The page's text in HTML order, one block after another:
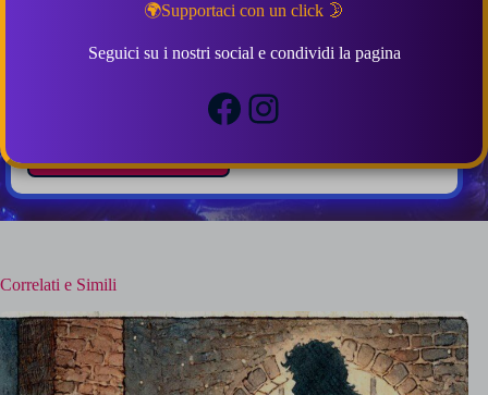
🌍Supportaci con un click 🌛
Seguici su i nostri social e condividi la pagina
Facebook
Instagram
Salva il mio nome e la mia email in questo browser per
Correlati e Simili